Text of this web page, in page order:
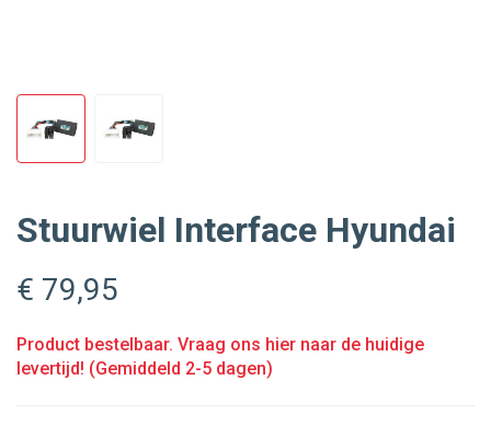
Stuurwiel Interface Hyundai
€ 79,95
Product bestelbaar. Vraag ons hier naar de huidige
levertijd! (Gemiddeld 2-5 dagen)